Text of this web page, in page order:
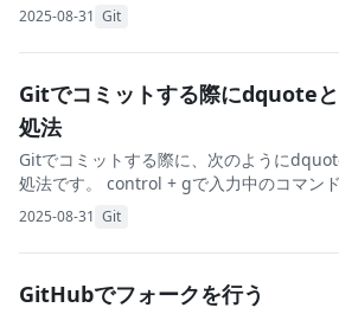
2025-08-31 Git
Gitでコミットする際にdquote
処法
Gitでコミットする際に、次のように
処法です。 control + gで入力中のコマン
ます。 dquoteと表示される原因は、コミ
2025-08-31 Git
GitHubでフォークを行う